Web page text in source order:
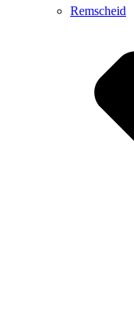
Remscheid